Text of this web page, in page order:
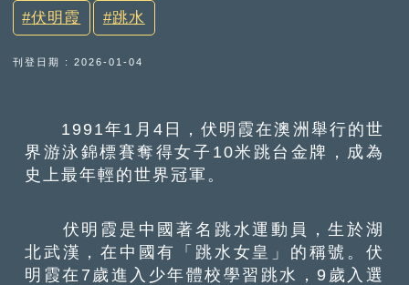
伏明霞 跳水
刊登日期 : 2026-01-04
1991年1月4日，伏明霞在澳洲舉行的世
界游泳錦標賽奪得女子10米跳台金牌，成為
史上最年輕的世界冠軍。
伏明霞是中國著名跳水運動員，生於湖
北武漢，在中國有「跳水女皇」的稱號。伏
明霞在7歲進入少年體校學習跳水，9歲入選